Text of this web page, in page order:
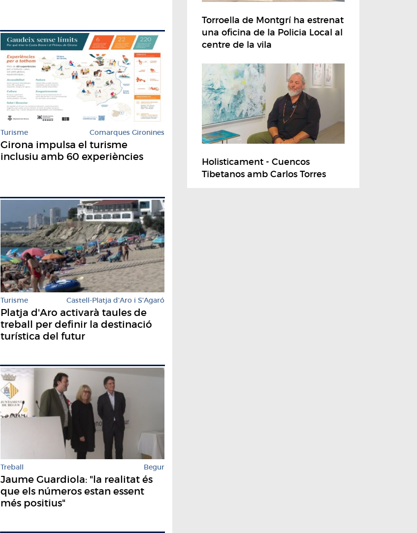
Turisme Comarques Gironines
Girona impulsa el turisme
inclusiu amb 60 experiències
Turisme Castell-Platja d'Aro i S'Agaró
Platja d'Aro activarà taules de
treball per definir la destinació
turística del futur
Treball Begur
Jaume Guardiola: "la realitat és
que els números estan essent
més positius"
Torroella de Montgrí ha estrenat
una oficina de la Policia Local al
centre de la vila
Holisticament - Cuencos
Tibetanos amb Carlos Torres